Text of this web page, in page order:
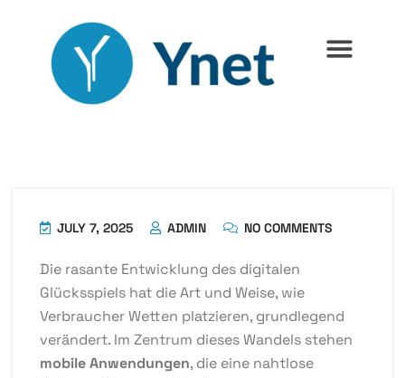
JULY 7, 2025 ADMIN NO COMMENTS
Die rasante Entwicklung des digitalen
Glücksspiels hat die Art und Weise, wie
Verbraucher Wetten platzieren, grundlegend
verändert. Im Zentrum dieses Wandels stehen
mobile Anwendungen, die eine nahtlose